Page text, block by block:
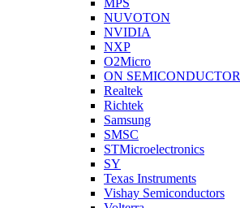
NUVOTON
NVIDIA
NXP
O2Micro
ON SEMICONDUCTOR
Realtek
Richtek
Samsung
SMSC
STMicroelectronics
SY
Texas Instruments
Vishay Semiconductors